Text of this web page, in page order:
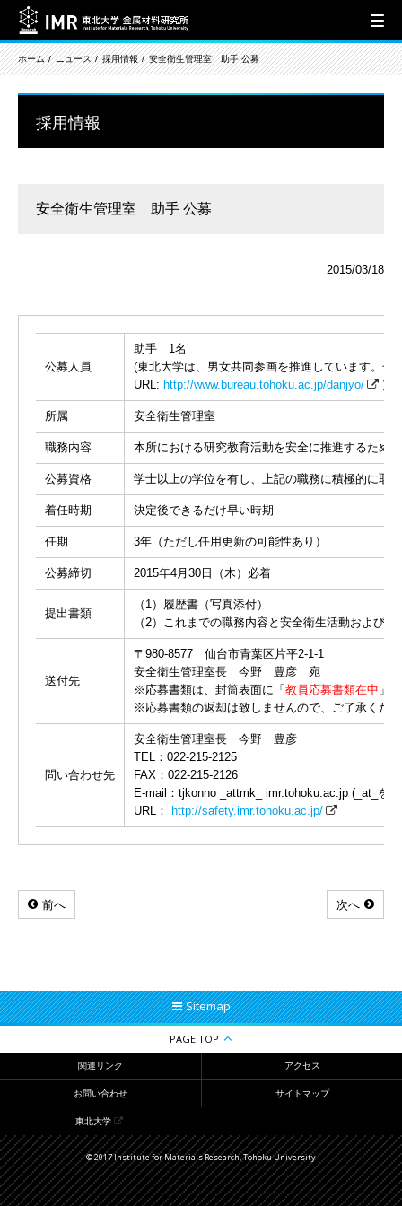
ホーム ニュース 採用情報 安全衛生管理室 助手 公募
採用情報
安全衛生管理室 助手 公募
2015/03/18
公募人員
助手 1名
(東北大学は、男女共同参画を推進しています。
URL: http://www.bureau.tohoku.ac.jp/danjyo/ ）
所属 安全衛生管理室
職務内容 本所における研究教育活動を安全に推進するため
公募資格 学士以上の学位を有し、上記の職務に積極的に取
着任時期 決定後できるだけ早い時期
任期 3年（ただし任用更新の可能性あり）
公募締切 2015年4月30日（木）必着
提出書類
（1）履歴書（写真添付）
（2）これまでの職務内容と安全衛生活動および
送付先
〒980-8577 仙台市青葉区片平2-1-1
安全衛生管理室長 今野 豊彦 宛
※応募書類は、封筒表面に「 教員応募書類在中 」と
※応募書類の返却は致しませんので、ご了承くだ
問い合わせ先
安全衛生管理室長 今野 豊彦
TEL：022-215-2125
FAX：022-215-2126
E-mail：tjkonno _attmk_ imr.tohoku.ac.jp (_at_を
URL：
http://safety.imr.tohoku.ac.jp/
前へ 次へ
Sitemap
PAGE TOP
関連リンク アクセス
お問い合わせ サイトマップ
東北大学
© 2017 Institute for Materials Research, Tohoku University